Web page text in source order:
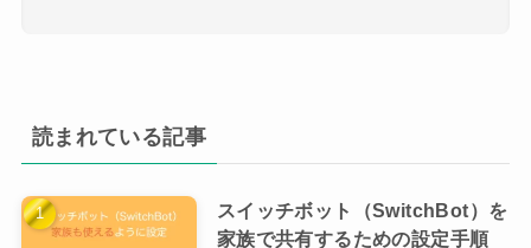
読まれている記事
スイッチボット（SwitchBot）を
家族で共有するための設定手順